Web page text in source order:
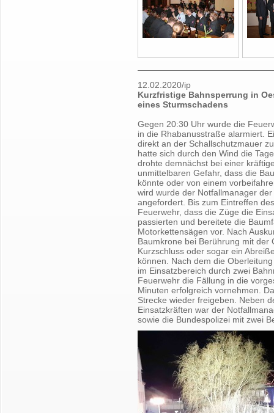
12.02.2020/ip
Kurzfristige Bahnsperrung in
eines Sturmschadens
Gegen 20:30 Uhr wurde die
in die Rhabanusstraße alarmiert.
direkt an der Schallschutzmauer
hatte sich durch den Wind die
drohte demnächst bei einer
unmittelbaren Gefahr, dass die
könnte oder von einem
wird wurde der Notfallmanager
angefordert. Bis zum Eintreffen
Feuerwehr, dass die Züge die
passierten und bereitete die
Motorkettensägen vor. Nach
Baumkrone bei Berührung mit der
Kurzschluss oder sogar ein
können. Nach dem die
im Einsatzbereich durch zwei
Feuerwehr die Fällung in die
Minuten erfolgreich vornehmen.
Strecke wieder freigeben. Neben
Einsatzkräften war der
sowie die Bundespolizei mit zwei